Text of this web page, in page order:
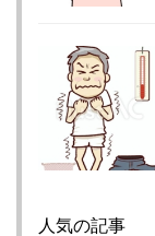
人気の記事